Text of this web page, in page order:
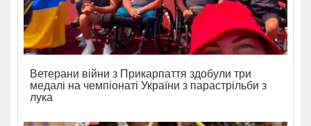
Ветерани війни з Прикарпаття здобули три
медалі на чемпіонаті України з парастрільби з
лука